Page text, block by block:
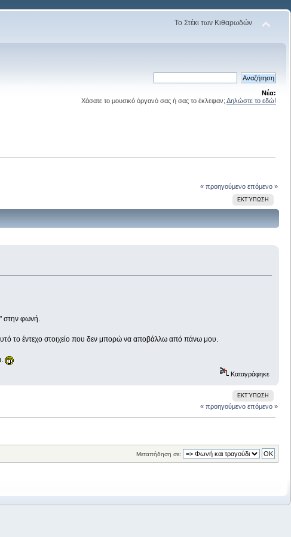
Το Στέκι των Κιθαρωδών
Νέα:
Χάσατε το μουσικό όργανό σας ή σας το έκλεψαν; Δηλώστε το εδώ!
« προηγούμενο επόμενο »
ΕΚΤΎΠΩΣΗ
στην φωνή.
το έντεχο στοιχείο που δεν μπορώ να αποβάλλω από πάνω μου.
Καταγράφηκε
ΕΚΤΎΠΩΣΗ
« προηγούμενο επόμενο »
Μεταπήδηση σε: